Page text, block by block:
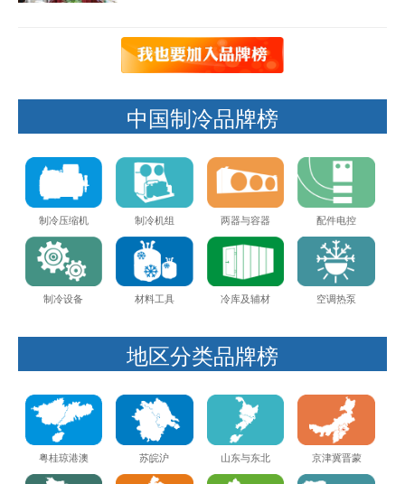
中国制冷品牌榜
制冷压缩机 制冷机组 两器与容器 配件电控
制冷设备 材料工具 冷库及辅材 空调热泵
地区分类品牌榜
粤桂琼港澳 苏皖沪 山东与东北 京津冀晋蒙